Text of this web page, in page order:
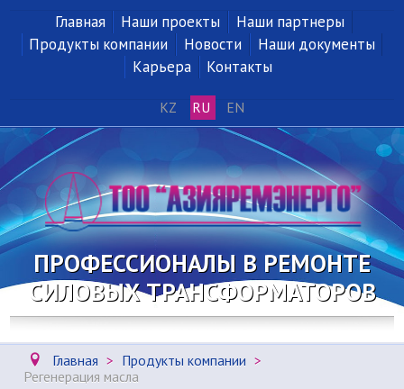
Главная Наши проекты
Наши партнеры
Продукты компании
Новости
Наши документы
Карьера
Контакты
KZ RU EN
ПРОФЕССИОНАЛЫ В РЕМОНТЕ
СИЛОВЫХ ТРАНСФОРМАТОРОВ
Главная > Продукты компании >
Регенерация масла